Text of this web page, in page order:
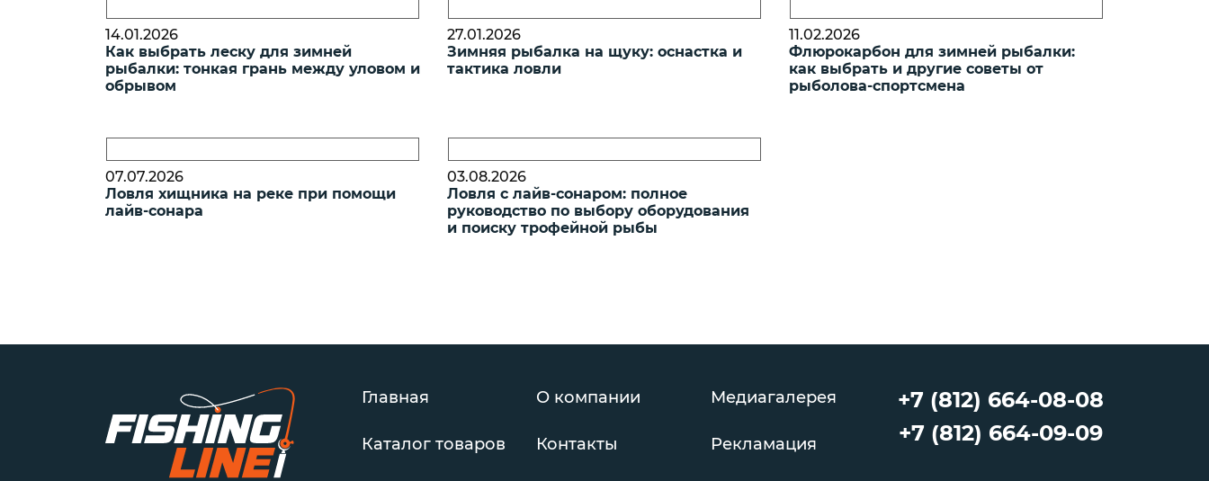
14.01.2026
Как выбрать леску для зимней
рыбалки: тонкая грань между уловом и
обрывом
27.01.2026
Зимняя рыбалка на щуку: оснастка и
тактика ловли
11.02.2026
Флюрокарбон для зимней рыбалки:
как выбрать и другие советы от
рыболова-спортсмена
07.07.2026
Ловля хищника на реке при помощи
лайв-сонара
03.08.2026
Ловля с лайв-сонаром: полное
руководство по выбору оборудования
и поиску трофейной рыбы
Главная
Каталог товаров
О компании
Контакты
Медиагалерея
Рекламация
+7 (812) 664-08-08
+7 (812) 664-09-09